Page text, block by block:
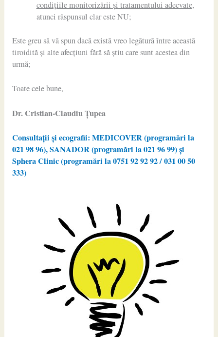
condițiile monitorizării și tratamentului adecvate,
atunci răspunsul clar este NU;
Este greu să vă spun dacă există vreo legătură între această
tiroidită și alte afecțiuni fără să știu care sunt acestea din
urmă;
Toate cele bune,
Dr. Cristian-Claudiu Ţupea
Consultații și ecografii: MEDICOVER (programări la
021 98 96), SANADOR (programări la 021 96 99) și
Sphera Clinic (programări la 0751 92 92 92 / 031 00 50
333)